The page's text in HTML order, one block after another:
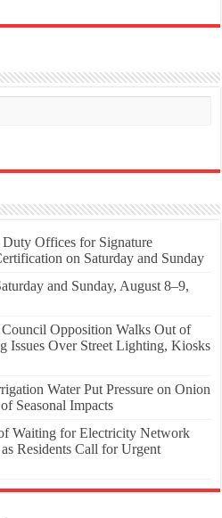
Offices for Signature
on Saturday and Sunday
and Sunday, August 8–9,
Opposition Walks Out of
Issues Over Street Lighting, Kiosks
Water Put Pressure on Onion
Seasonal Impacts
Waiting for Electricity Network
Residents Call for Urgent